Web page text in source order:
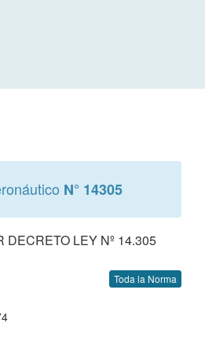
N° 14305
DECRETO LEY Nº 14.305
Toda la Norma